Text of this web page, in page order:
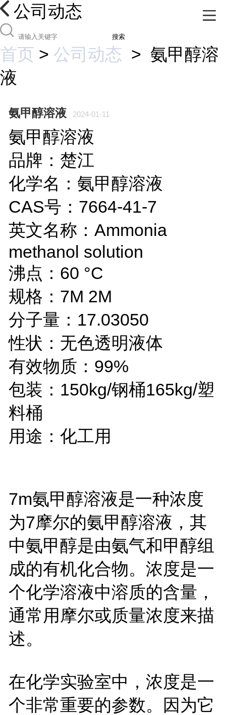
公司动态
搜索
首页 > 公司动态 > 氨甲醇溶
液
氨甲醇溶液 2024-01-11
氨甲醇溶液
品牌：楚江
化学名：氨甲醇溶液
CAS号：7664-41-7
英文名称：Ammonia
methanol solution
沸点：60 °C
规格：7M 2M
分子量：17.03050
性状：无色透明液体
有效物质：99%
包装：150kg/钢桶165kg/塑
料桶
用途：化工用
7m氨甲醇溶液是一种浓度
为7摩尔的氨甲醇溶液，其
中氨甲醇是由氨气和甲醇组
成的有机化合物。浓度是一
个化学溶液中溶质的含量，
通常用摩尔或质量浓度来描
述。
在化学实验室中，浓度是一
个非常重要的参数。因为它